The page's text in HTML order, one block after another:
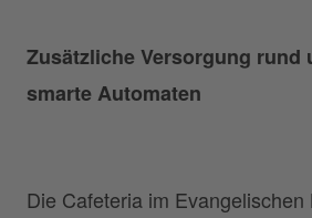
Zusätzliche Versorgung rund
smarte Automaten
Die Cafeteria im Evangelischen